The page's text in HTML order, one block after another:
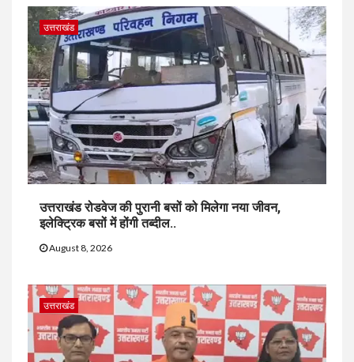
उत्तराखंड
उत्तराखंड रोडवेज की पुरानी बसों को मिलेगा नया जीवन,
इलेक्ट्रिक बसों में होंगी तब्दील..
August 8, 2026
उत्तराखंड